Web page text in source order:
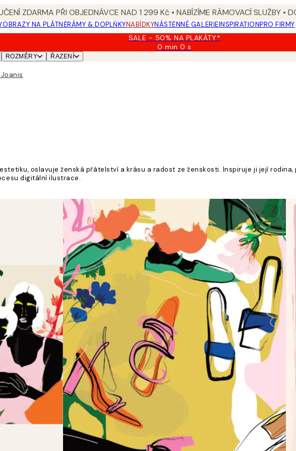
ZDARMA PŘI OBJEDNÁVCE NAD 1 299 Kč • NABÍZÍME RÁMOVACÍ SLUŽBY •
OBRAZY NA PLÁTNĚRÁMY & DOPLŇKYNABÍDKYNÁSTĚNNÉ GALERIEINSPIRATIONPRO FIRMY
SALE - 50% NA PLAKÁTY*
0 min0 s
Platné
ROZMĚRY ŘAZENÍ
oslavuje ženská přátelství a krásu a radost ze ženskosti. Inspiruje ji její
digitální ilustrace.